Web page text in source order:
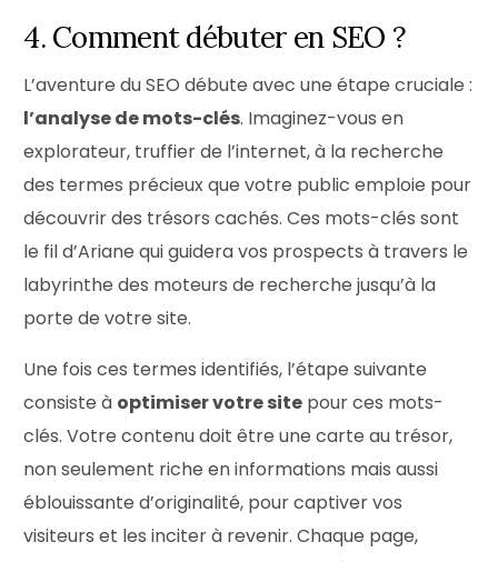
4. Comment débuter en SEO ?
L’aventure du SEO débute avec une étape cruciale :
l’analyse de mots-clés. Imaginez-vous en
explorateur, truffier de l’internet, à la recherche
des termes précieux que votre public emploie pour
découvrir des trésors cachés. Ces mots-clés sont
le fil d’Ariane qui guidera vos prospects à travers le
labyrinthe des moteurs de recherche jusqu’à la
porte de votre site.
Une fois ces termes identifiés, l’étape suivante
consiste à optimiser votre site pour ces mots-
clés. Votre contenu doit être une carte au trésor,
non seulement riche en informations mais aussi
éblouissante d’originalité, pour captiver vos
visiteurs et les inciter à revenir. Chaque page,